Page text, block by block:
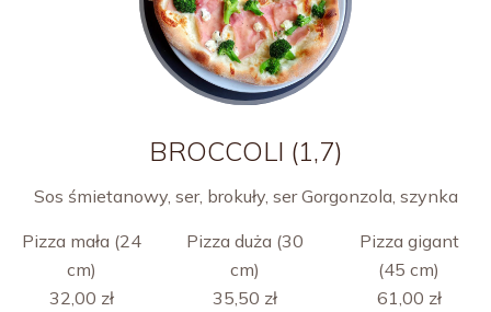
BROCCOLI (1,7)
Sos śmietanowy, ser, brokuły, ser Gorgonzola, szynka
Pizza mała (24
cm)
Pizza duża (30
cm)
Pizza gigant
(45 cm)
32,00 zł
35,50 zł 61,00 zł